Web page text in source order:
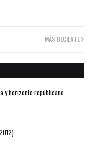
MÁS RECIENTE
y horizonte republicano